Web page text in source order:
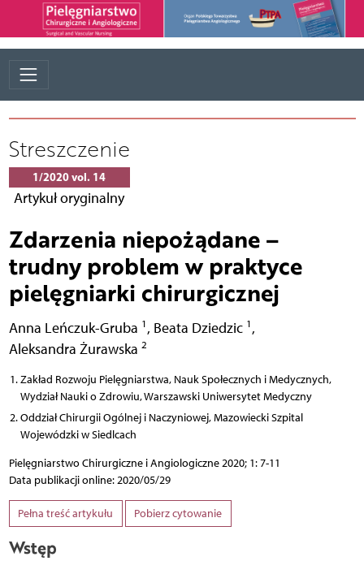
Streszczenie
1/2020 vol. 14
Artykuł oryginalny
Zdarzenia niepożądane –
trudny problem w praktyce
pielęgniarki chirurgicznej
Anna Leńczuk-Gruba 1 , Beata Dziedzic 1 ,
Aleksandra Żurawska 2
Zakład Rozwoju Pielęgniarstwa, Nauk Społecznych i Medycznych,
Wydział Nauki o Zdrowiu, Warszawski Uniwersytet Medyczny
Oddział Chirurgii Ogólnej i Naczyniowej, Mazowiecki Szpital
Wojewódzki w Siedlcach
Pielęgniarstwo Chirurgiczne i Angiologiczne 2020; 1: 7-11
Data publikacji online: 2020/05/29
Pełna treść artykułu Pobierz cytowanie
Wstęp